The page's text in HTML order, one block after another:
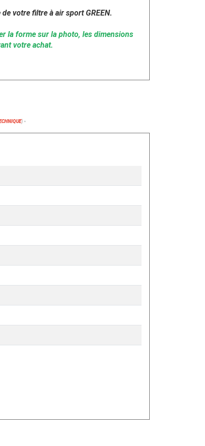
votre filtre à air sport GREEN.
la forme sur la photo, les dimensions
votre achat.
) *